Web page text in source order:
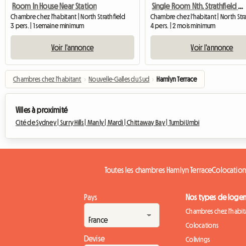
Room In House Near Station
Chambre chez l'habitant | North Strathfield
3 pers. | 1 semaine minimum
Voir l'annonce
Single Room Nth. Strathfield Near Station
4 pers. | 2 mois minimum
Voir l'annonce
Chambres chez l'habitant › Nouvelle-Galles du Sud › Hamlyn Terrace
Villes à proximité
Cité de Sydney | Surry Hills | Manly | Mardi |Chittaway Bay | Tumbi Umbi
Toutes les chambres Hamlyn Terrace
Pays
Devise
Nos types de
Chambres chez
Colocations
Colivings